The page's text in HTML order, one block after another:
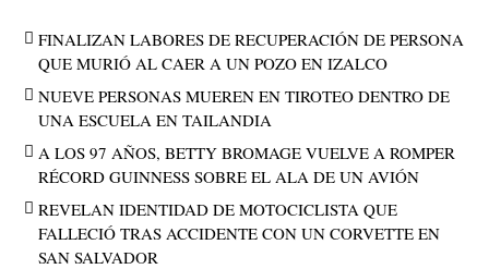
FINALIZAN LABORES DE RECUPERACIÓN DE PERSONA
QUE MURIÓ AL CAER A UN POZO EN IZALCO
NUEVE PERSONAS MUEREN EN TIROTEO DENTRO DE
UNA ESCUELA EN TAILANDIA
A LOS 97 AÑOS, BETTY BROMAGE VUELVE A ROMPER
RÉCORD GUINNESS SOBRE EL ALA DE UN AVIÓN
REVELAN IDENTIDAD DE MOTOCICLISTA QUE
FALLECIÓ TRAS ACCIDENTE CON UN CORVETTE EN
SAN SALVADOR